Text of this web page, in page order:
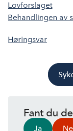
Lovforslaget
Behandlingen av
Høringsvar
Fant du
Ja